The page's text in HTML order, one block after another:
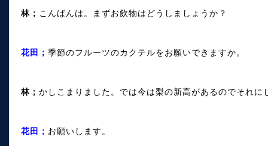
林； こんばんは。まずお飲物はどうしましょうか？
花田； 季節のフルーツのカクテルをお願いできますか。
林； かしこまりました。では今は梨の新高があるのでそれに
花田； お願いします。